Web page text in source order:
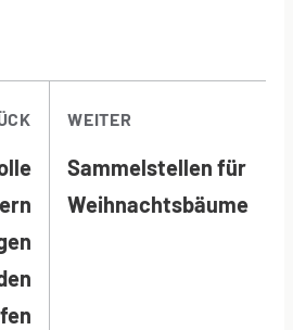
WEITER
Sammelstellen für
Weihnachtsbäume